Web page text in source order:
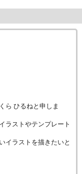
ら ひるねと申しま
ラストやテンプレート
イラストを描きたいと